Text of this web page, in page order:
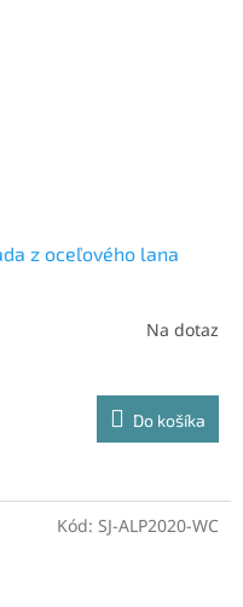
z oceľového lana
Na dotaz
Do košíka
Kód: SJ-ALP2020-WC